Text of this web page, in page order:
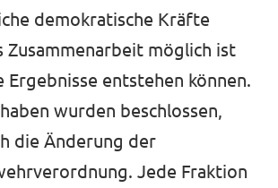
demokratische Kräfte
Zusammenarbeit möglich ist
Ergebnisse entstehen können.
wurden beschlossen,
die Änderung der
Jede Fraktion